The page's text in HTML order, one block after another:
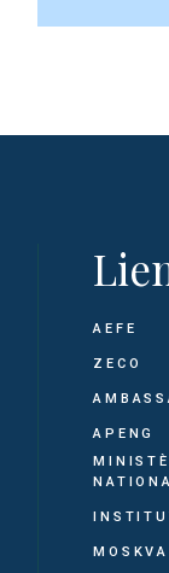
AEFE
ZECO
APENG